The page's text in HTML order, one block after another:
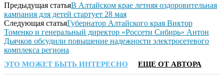
Предыдущая статьяВ Алтайском крае летняя оздоровительная
кампания для детей стартует 28 мая
Следующая статьяГубернатор Алтайского края Виктор
Томенко и генеральный директор «Россети Сибирь» Антон
Дьячков обсудили повышение надежности электросетевого
комплекса региона
ЭТО МОЖЕТ БЫТЬ ИНТЕРЕСНО ЕЩЕ ОТ АВТОРА